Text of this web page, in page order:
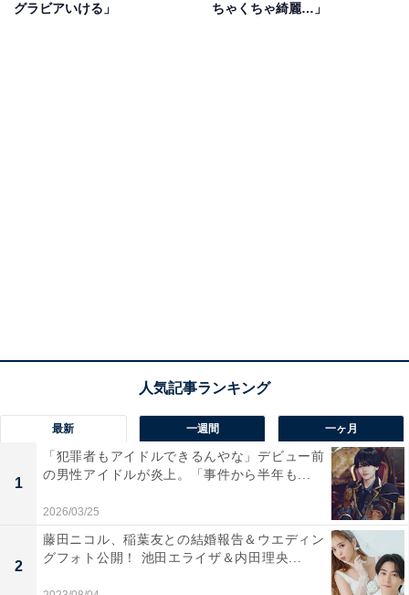
グラビアいける」
ちゃくちゃ綺麗…」
最新 一週間 一ヶ月
1
「犯罪者もアイドルできるんやな」デビュー前
の男性アイドルが炎上。「事件から半年も...
2026/03/25
2
藤田ニコル、稲葉友との結婚報告＆ウエディン
グフォト公開！ 池田エライザ＆内田理央...